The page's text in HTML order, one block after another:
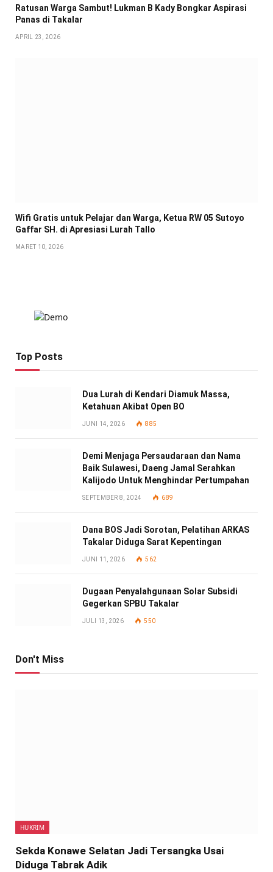
Ratusan Warga Sambut! Lukman B Kady Bongkar Aspirasi
Panas di Takalar
APRIL 23, 2026
Wifi Gratis untuk Pelajar dan Warga, Ketua RW 05 Sutoyo
Gaffar SH. di Apresiasi Lurah Tallo
MARET 10, 2026
Top Posts
Dua Lurah di Kendari Diamuk Massa,
Ketahuan Akibat Open BO
JUNI 14, 2026 885
Demi Menjaga Persaudaraan dan Nama
Baik Sulawesi, Daeng Jamal Serahkan
Kalijodo Untuk Menghindar Pertumpahan
SEPTEMBER 8, 2024 689
Dana BOS Jadi Sorotan, Pelatihan ARKAS
Takalar Diduga Sarat Kepentingan
JUNI 11, 2026 562
Dugaan Penyalahgunaan Solar Subsidi
Gegerkan SPBU Takalar
JULI 13, 2026 550
Don't Miss
HUKRIM
Sekda Konawe Selatan Jadi Tersangka Usai
Diduga Tabrak Adik